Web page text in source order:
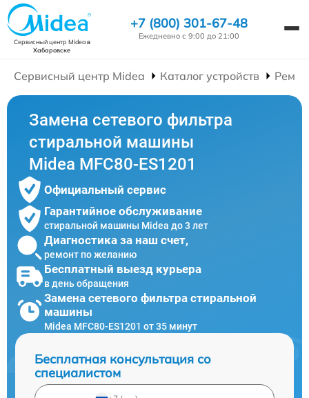
Сервисный центр Mideaв
Хабаровске
+7 (800) 301-67-48
Ежедневно с 9:00 до 21:00
Сервисный центр Midea Каталог устройств
Замена сетевого фильтра
стиральной машины
Midea MFC80-ES1201
Официальный сервис
Гарантийное обслуживание
стиральной машины Midea до 3 лет
Диагностика за наш счет,
ремонт по желанию
Бесплатный выезд курьера
в день обращения
Замена сетевого фильтра стиральной
машины
Midea MFC80-ES1201 от 35 минут
Бесплатная консультация со
специалистом